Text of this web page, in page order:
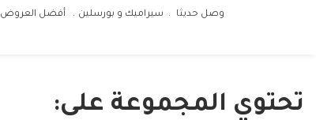
وصل حديثا سيراميك و بورسلين أفضل العروض
تحتوي المجموعة على: